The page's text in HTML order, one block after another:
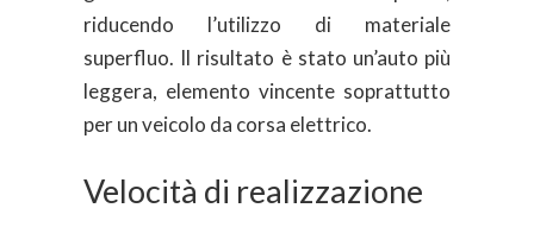
riducendo l’utilizzo di materiale
superfluo. Il risultato è stato un’auto più
leggera, elemento vincente soprattutto
per un veicolo da corsa elettrico.
Velocità di realizzazione